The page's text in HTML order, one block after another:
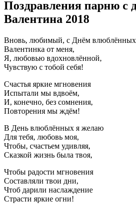
Поздравления парню с
Валентина 2018
Вновь, любимый, с Днём влюблённых
Валентинка от меня,
Я, любовью вдохновлённой,
Чувствую с тобой себя!
Счастья яркие мгновения
Испытали мы вдвоём,
И, конечно, без сомнения,
Повторения мы ждём!
В День влюблённых я желаю
Для тебя, любовь моя,
Чтобы, счастьем удивляя,
Сказкой жизнь была твоя,
Чтобы радости мгновения
Составляли твои дни,
Чтоб дарили наслаждение
Страсти яркие огни!